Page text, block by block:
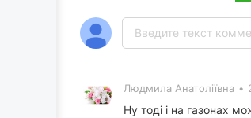
Людмила Анатоліївна •
Ну тоді і на газонах